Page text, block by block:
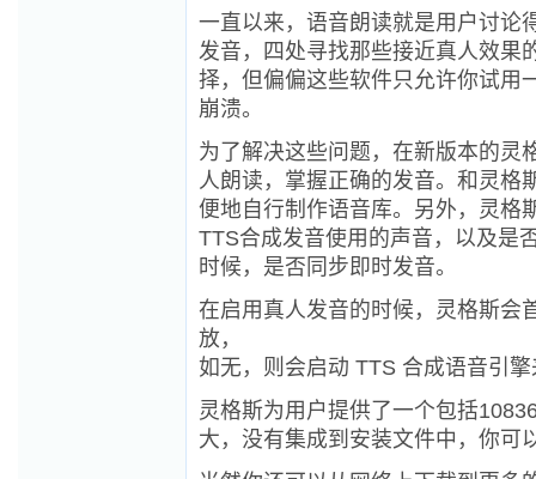
一直以来，语音朗读就是用户讨论
发音，四处寻找那些接近真人效果
择，但偏偏这些软件只允许你试用
崩溃。
为了解决这些问题，在新版本的灵
人朗读，掌握正确的发音。和灵格
便地自行制作语音库。另外，灵格
TTS合成发音使用的声音，以及是
时候，是否同步即时发音。
在启用真人发音的时候，灵格斯会
放，
如无，则会启动 TTS 合成语音引
灵格斯为用户提供了一个包括
大，没有集成到安装文件中，你可